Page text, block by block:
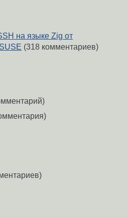
на языке Zig от
(318 комментариев)